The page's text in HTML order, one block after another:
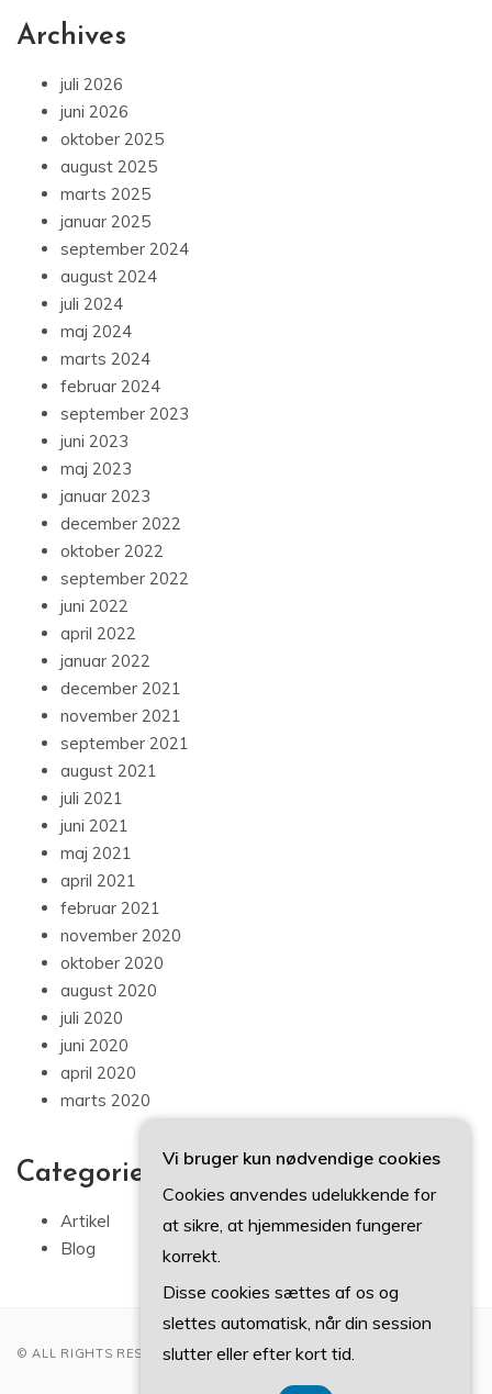
Archives
juli 2026
juni 2026
oktober 2025
august 2025
marts 2025
januar 2025
september 2024
august 2024
juli 2024
maj 2024
marts 2024
februar 2024
september 2023
juni 2023
maj 2023
januar 2023
december 2022
oktober 2022
september 2022
juni 2022
april 2022
januar 2022
december 2021
november 2021
september 2021
august 2021
juli 2021
juni 2021
maj 2021
april 2021
februar 2021
november 2020
oktober 2020
august 2020
juli 2020
juni 2020
april 2020
marts 2020
Categories
Artikel
Blog
© ALL RIGHTS RESERVED 2022
Vi bruger kun nødvendige cookies
Cookies anvendes udelukkende for
at sikre, at hjemmesiden fungerer
korrekt.
Disse cookies sættes af os og
slettes automatisk, når din session
slutter eller efter kort tid.